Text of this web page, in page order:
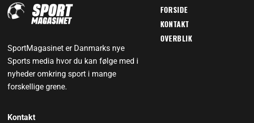
SportMagasinet er Danmarks nye
Sports media hvor du kan følge med i
nyheder omkring sport i mange
forskellige grene.
Kontakt
FORSIDE
KONTAKT
OVERBLIK